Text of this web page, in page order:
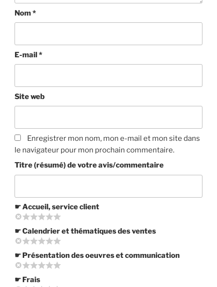
Nom*
E-mail*
Site web
Enregistrer mon nom, mon e-mail et mon site dans
le navigateur pour mon prochain commentaire.
Titre (résumé) de votre avis/commentaire
☛ Accueil, service client
☛ Calendrier et thématiques des ventes
☛ Présentation des oeuvres et communication
☛ Frais